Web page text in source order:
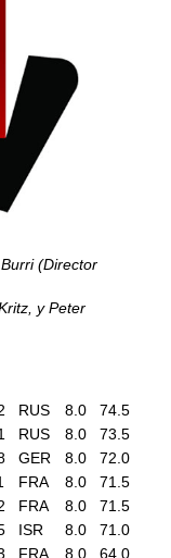
(Director
y Peter
RUS 8.0
74.5
RUS 8.0
73.5
GER 8.0
72.0
FRA 8.0
71.5
FRA 8.0
71.5
ISR 8.0
71.0
FRA 8.0
64.0